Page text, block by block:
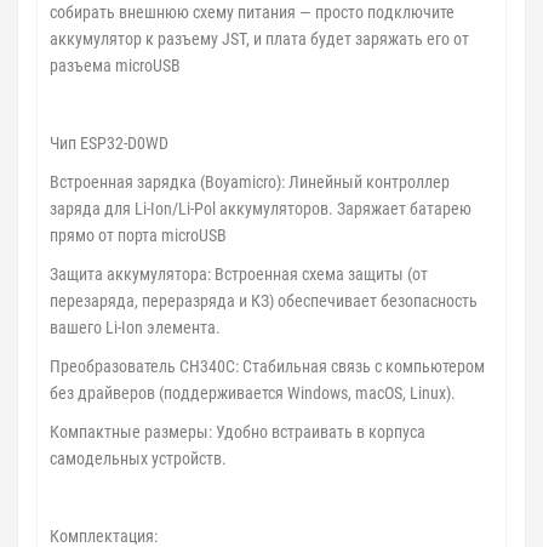
собирать внешнюю схему питания — просто подключите
аккумулятор к разъему JST, и плата будет заряжать его от
разъема microUSB
Чип ESP32-D0WD
Встроенная зарядка (Boyamicro): Линейный контроллер
заряда для Li-Ion/Li-Pol аккумуляторов. Заряжает батарею
прямо от порта microUSB
Защита аккумулятора: Встроенная схема защиты (от
перезаряда, переразряда и КЗ) обеспечивает безопасность
вашего Li-Ion элемента.
Преобразователь CH340C: Стабильная связь с компьютером
без драйверов (поддерживается Windows, macOS, Linux).
Компактные размеры: Удобно встраивать в корпуса
самодельных устройств.
Комплектация: